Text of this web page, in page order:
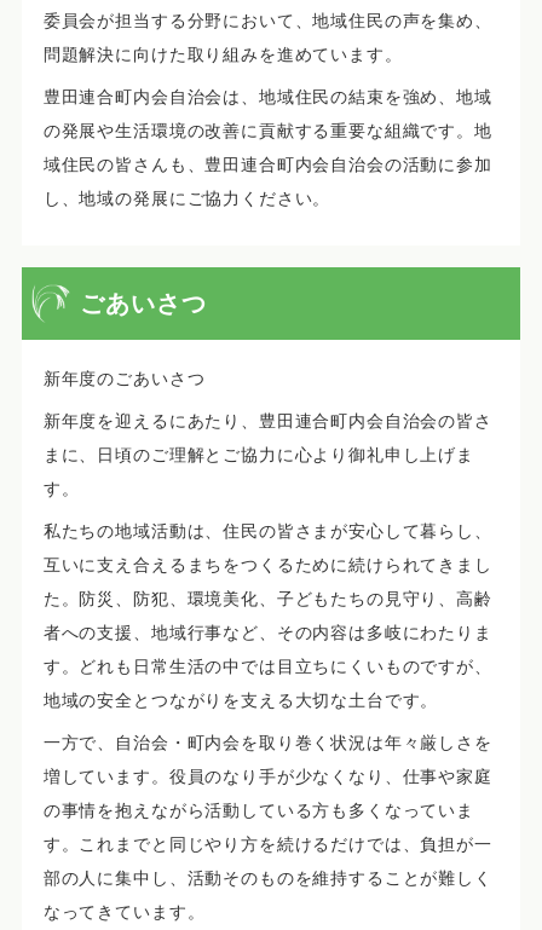
委員会が担当する分野において、地域住民の声を集め、
問題解決に向けた取り組みを進めています。
豊田連合町内会自治会は、地域住民の結束を強め、地域
の発展や生活環境の改善に貢献する重要な組織です。地
域住民の皆さんも、豊田連合町内会自治会の活動に参加
し、地域の発展にご協力ください。
ごあいさつ
新年度のごあいさつ
新年度を迎えるにあたり、豊田連合町内会自治会の皆さ
まに、日頃のご理解とご協力に心より御礼申し上げま
す。
私たちの地域活動は、住民の皆さまが安心して暮らし、
互いに支え合えるまちをつくるために続けられてきまし
た。防災、防犯、環境美化、子どもたちの見守り、高齢
者への支援、地域行事など、その内容は多岐にわたりま
す。どれも日常生活の中では目立ちにくいものですが、
地域の安全とつながりを支える大切な土台です。
一方で、自治会・町内会を取り巻く状況は年々厳しさを
増しています。役員のなり手が少なくなり、仕事や家庭
の事情を抱えながら活動している方も多くなっていま
す。これまでと同じやり方を続けるだけでは、負担が一
部の人に集中し、活動そのものを維持することが難しく
なってきています。